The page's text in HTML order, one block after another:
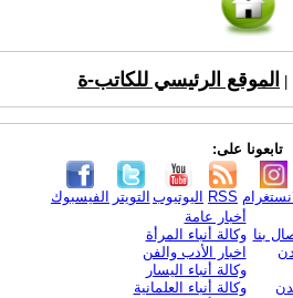
الموقع الرئيسي للكاتب-ة
تابعونا على:
الفيسبوك التويتر اليوتيوب RSS
بنا
أخبار عامة
وكالة أنباء المرأة
اخبار الأدب والفن
وكالة أنباء اليسار
وكالة أنباء العلمانية